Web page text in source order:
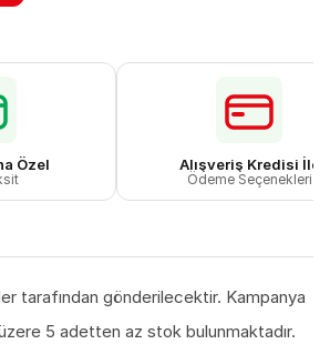
Özel Alışveriş Kredisi İle
Ödeme Seçenekleri
tarafından gönderilecektir. Kampanya
5 adetten az stok bulunmaktadır.